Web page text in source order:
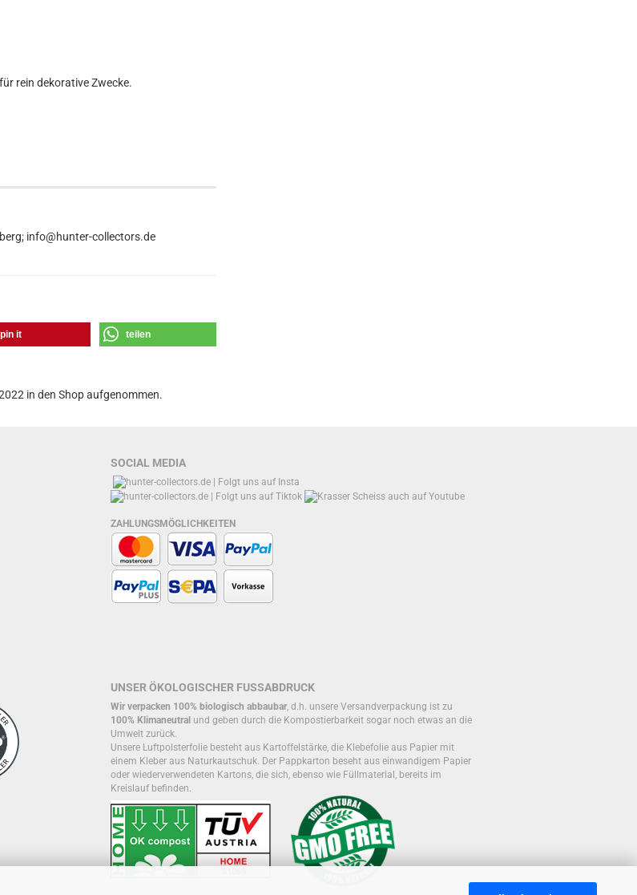
rein dekorative Zwecke.
info@hunter-collectors.de
pin it teilen
in den Shop aufgenommen.
SOCIAL MEDIA
ZAHLUNGSMÖGLICHKEITEN
UNSER ÖKOLOGISCHER FUSSABDRUCK
Wir verpacken 100% biologisch abbaubar, d.h. unsere Versandverpackung ist zu
100% Klimaneutral und geben durch die Kompostierbarkeit sogar noch etwas an die
Umwelt zurück.
Unsere Luftpolsterfolie besteht aus Kartoffelstärke, die Klebefolie aus Papier mit
einem Kleber aus Naturkautschuk. Der Pappkarton beseht aus einwandigem Papier
oder wiederverwendeten Kartons, die sich, ebenso wie Füllmaterial, bereits im
Kreislauf befinden.